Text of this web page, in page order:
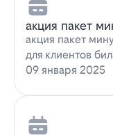
акция пакет
акция пакет
для клиентов
запускает новое
09 января 2025